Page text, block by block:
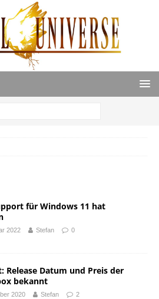
für Windows 11 hat
2022 Stefan 0
Release Datum und Preis der
bekannt
2020 Stefan 2